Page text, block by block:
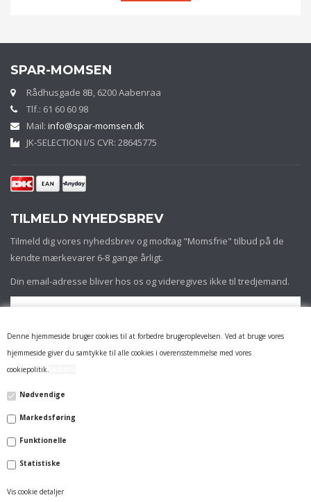
Denne hjemmeside bruger cookies til at forbedre brugeroplevelsen. Ved at bruge vores
hjemmeside giver du samtykke til alle cookies i overensstemmelse med vores
cookiepolitik.
Nødvendige
Markedsføring
Funktionelle
Statistiske
Vis cookie detaljer
SPAR-MOMSEN
Rådhusgade 8B, 6200 Aabenraa
Tlf.: 61 60 60 98
Mail: info@spar-momsen.dk
JK-SELECTION I/S CVR: 28645775
TILMELD NYHEDSBREV
Tilmeld dig vores nyhedsbrev og modtag "Momsfrie" tilbud på de
kendte mærkevarer 6-8 gange årligt.
Din email-adresse bliver hos os og videregives ikke til tredjemand.
INFORMATION
LEVERING